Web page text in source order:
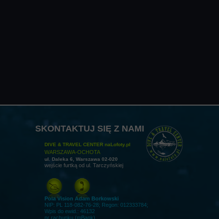
DIVE & TRAVEL CENTER naLofoty.pl
WARSZAWA-OCHOTA
ul. Daleka 6, Warszawa 02-020
wejście furtką od ul. Tarczyńskiej
Pola Vision Adam Borkowski
NIP: PL 118-082-76-28; Regon: 012333784;
Wpis do ewid.: 46132
nr rachunku (mBank)
SKONTAKTUJ SIĘ Z NAMI